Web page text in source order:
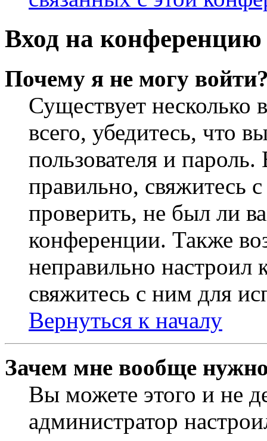
Вход на конференцию
Почему я не могу
Существует
всего, убедитесь, что
пользователя и
правильно, свяжитесь
проверить, не был ли
конференции. Также
неправильно
свяжитесь с ним для
Вернуться к началу
Зачем мне вообще
Вы можете этого и не
администратор